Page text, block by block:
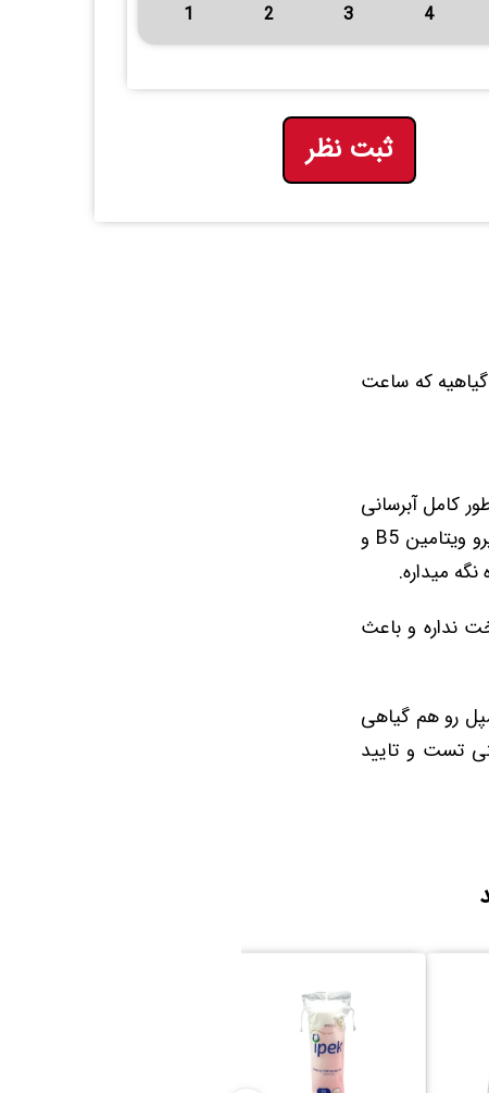
1 2 3 4
ثبت نظر
که ساعت
پوست شما رو به طور کامل آبرسانی
میکنه. آبرسان سیمپل شامل موادی هست که با پوست کاملا سازگار هستن؛ مثل پرو ویتامین B5 و
نداره و باعث
رو هم گیاهی
تست و تایید